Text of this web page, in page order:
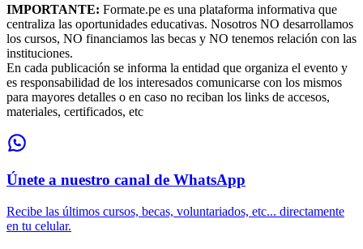
IMPORTANTE: Formate.pe es una plataforma informativa que
centraliza las oportunidades educativas. Nosotros NO desarrollamos
los cursos, NO financiamos las becas y NO tenemos relación con las
instituciones.
En cada publicación se informa la entidad que organiza el evento y
es responsabilidad de los interesados comunicarse con los mismos
para mayores detalles o en caso no reciban los links de accesos,
materiales, certificados, etc
Únete a nuestro canal de WhatsApp
Recibe las últimos cursos, becas, voluntariados, etc... directamente
en tu celular.